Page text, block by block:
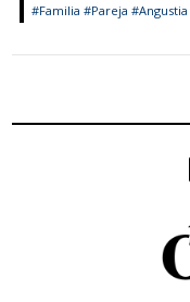
#Familia #Pareja #Angustia